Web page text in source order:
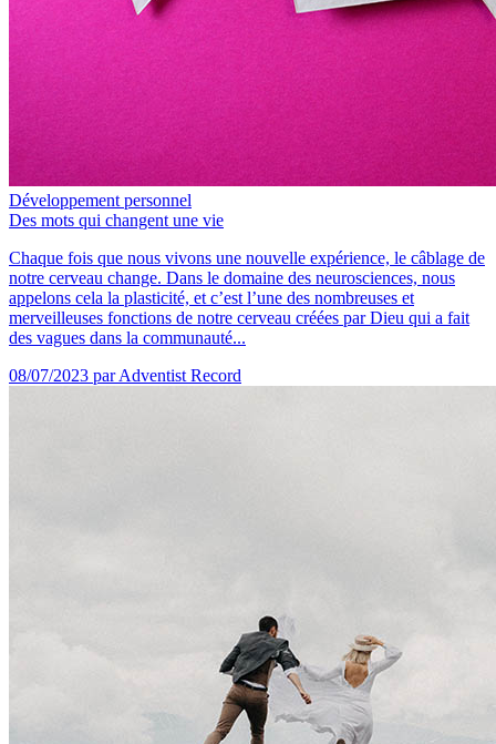
Développement personnel
Des mots qui changent une vie
Chaque fois que nous vivons une nouvelle expérience, le câblage de
notre cerveau change. Dans le domaine des neurosciences, nous
appelons cela la plasticité, et c’est l’une des nombreuses et
merveilleuses fonctions de notre cerveau créées par Dieu qui a fait
des vagues dans la communauté...
08/07/2023 par Adventist Record